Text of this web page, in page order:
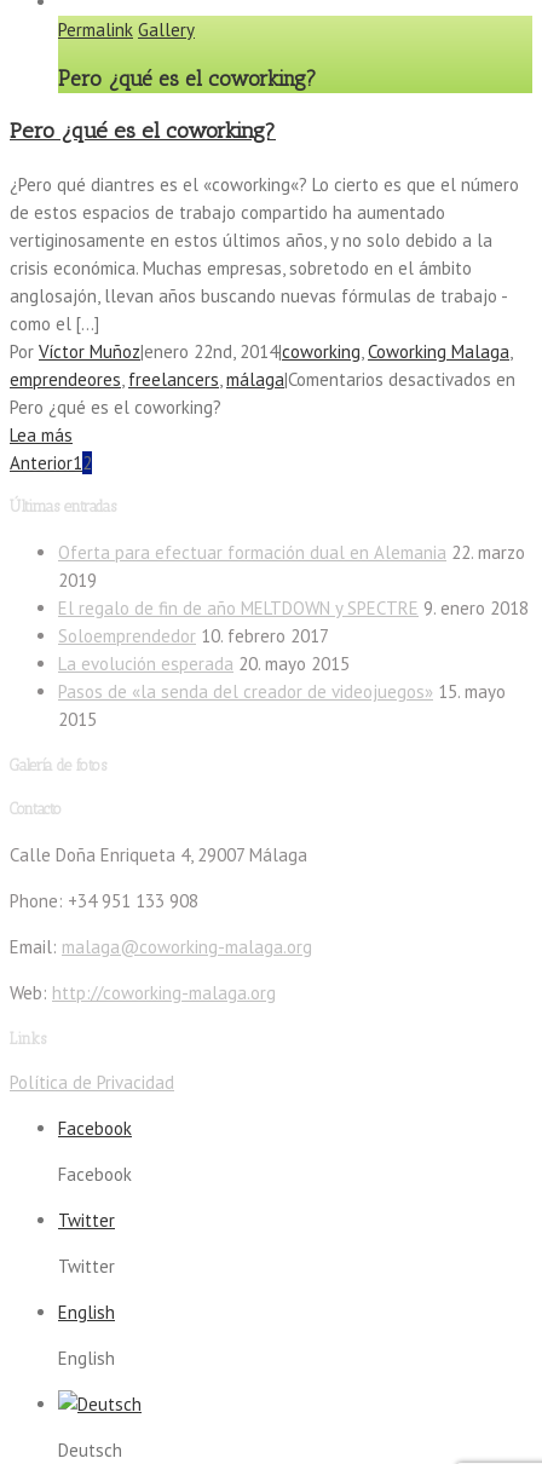
Permalink Gallery
Pero ¿qué es el coworking?
Pero ¿qué es el coworking?
¿Pero qué diantres es el «coworking«? Lo cierto es que el número
de estos espacios de trabajo compartido ha aumentado
vertiginosamente en estos últimos años, y no solo debido a la
crisis económica. Muchas empresas, sobretodo en el ámbito
anglosajón, llevan años buscando nuevas fórmulas de trabajo -
como el […]
Por Víctor Muñoz|enero 22nd, 2014|coworking,Coworking Malaga,
emprendeores, freelancers,málaga|Comentarios desactivados en
Pero ¿qué es el coworking?
Lea más
Anterior12
Últimas entradas
Oferta para efectuar formación dual en Alemania 22. marzo
2019
El regalo de fin de año MELTDOWN y SPECTRE 9. enero 2018
Soloemprendedor 10. febrero 2017
La evolución esperada 20. mayo 2015
Pasos de «la senda del creador de videojuegos» 15. mayo
2015
Galería de fotos
Contacto
Calle Doña Enriqueta 4, 29007 Málaga
Phone: +34 951 133 908
Email: malaga@coworking-malaga.org
Web: http://coworking-malaga.org
Links
Política de Privacidad
Facebook
Facebook
Twitter
Twitter
English
English
Deutsch